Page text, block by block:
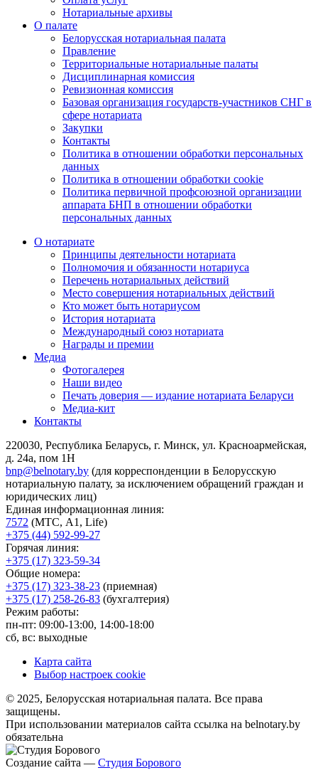
Нотариальные архивы
О палате
Белорусская нотариальная палата
Правление
Территориальные нотариальные палаты
Дисциплинарная комиссия
Ревизионная комиссия
Базовая организация государств-участников СНГ в
сфере нотариата
Закупки
Контакты
Политика в отношении обработки персональных
данных
Политика в отношении обработки cookie
Политика первичной профсоюзной организации
аппарата БНП в отношении обработки
персональных данных
О нотариате
Принципы деятельности нотариата
Полномочия и обязанности нотариуса
Перечень нотариальных действий
Место совершения нотариальных действий
Кто может быть нотариусом
История нотариата
Международный союз нотариата
Награды и премии
Медиа
Фотогалерея
Наши видео
Печать доверия — издание нотариата Беларуси
Медиа-кит
Контакты
220030, Республика Беларусь, г. Минск, ул. Красноармейская,
д. 24а, пом 1Н
bnp@belnotary.by (для корреспонденции в Белорусскую
нотариальную палату, за исключением обращений граждан и
юридических лиц)
Единая информационная линия:
7572 (МТС, A1, Life)
+375 (44) 592-99-27
Горячая линия:
+375 (17) 323-59-34
Общие номера:
+375 (17) 323-38-23 (приемная)
+375 (17) 258-26-83 (бухгалтерия)
Режим работы:
пн-пт: 09:00-13:00, 14:00-18:00
сб, вс: выходные
Карта сайта
Выбор настроек cookie
© 2025, Белорусская нотариальная палата. Все права
защищены.
При использовании материалов сайта ссылка на belnotary.by
обязательна
Создание сайта — Студия Борового